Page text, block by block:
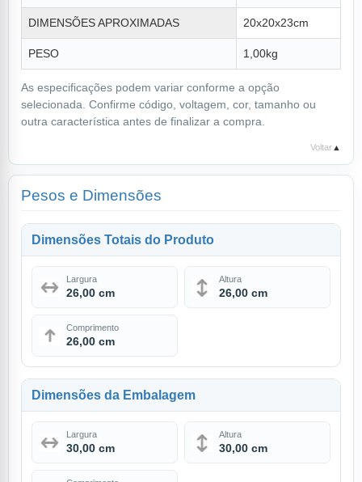
DIMENSÕES APROXIMADAS 20x20x23cm
PESO 1,00kg
As especificações podem variar conforme a opção
selecionada. Confirme código, voltagem, cor, tamanho ou
outra característica antes de finalizar a compra.
Voltar▲
Pesos e Dimensões
Dimensões Totais do Produto
Largura
26,00 cm
Altura
26,00 cm
Comprimento
26,00 cm
Dimensões da Embalagem
Largura
30,00 cm
Altura
30,00 cm